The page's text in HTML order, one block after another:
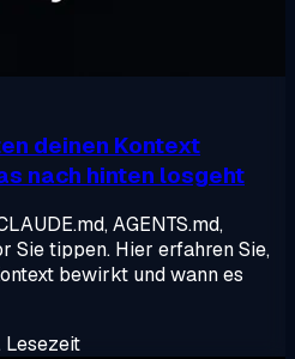
deinen Kontext
nach hinten losgeht
AGENTS.md,
Sie tippen. Hier erfahren Sie,
bewirkt und wann es
Lesezeit